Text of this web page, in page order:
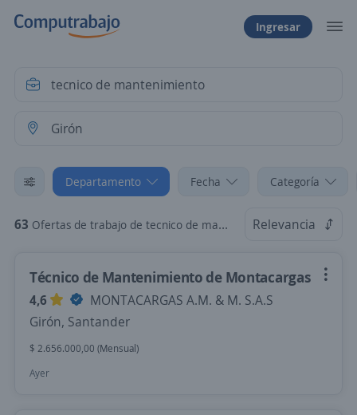
Ingresar
Departamento Fecha Categoría
63 Ofertas de trabajo de tecnico de mantenimiento en Girón, Santander Relevancia
Técnico de Mantenimiento de Montacargas
4,6
MONTACARGAS A.M. & M. S.A.S
Girón, Santander
$ 2.656.000,00 (Mensual)
Ayer